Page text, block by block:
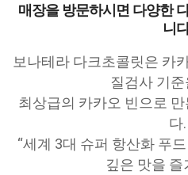
매장을 방문하시면 다양한
니
보나테라 다크초콜릿은 카
질검사 기
최상급의 카카오 빈으로
다.
“세계 3대 슈퍼 항산화 푸
깊은 맛을 즐